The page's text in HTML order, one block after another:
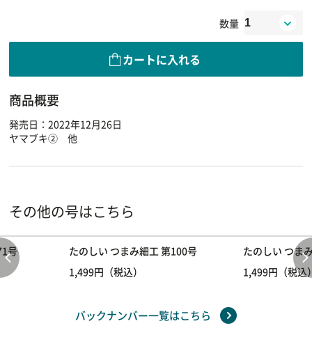
数量
カートに入れる
商品概要
発売日：2022年12月26日
ヤマブキ② 他
その他の号はこちら
号
たのしい つまみ細工 第100号
1,499円（税込）
たのしい つま
1,499円（税込
バックナンバー一覧はこちら